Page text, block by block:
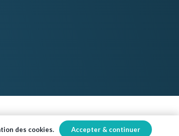
des cookies.
Accepter & continuer